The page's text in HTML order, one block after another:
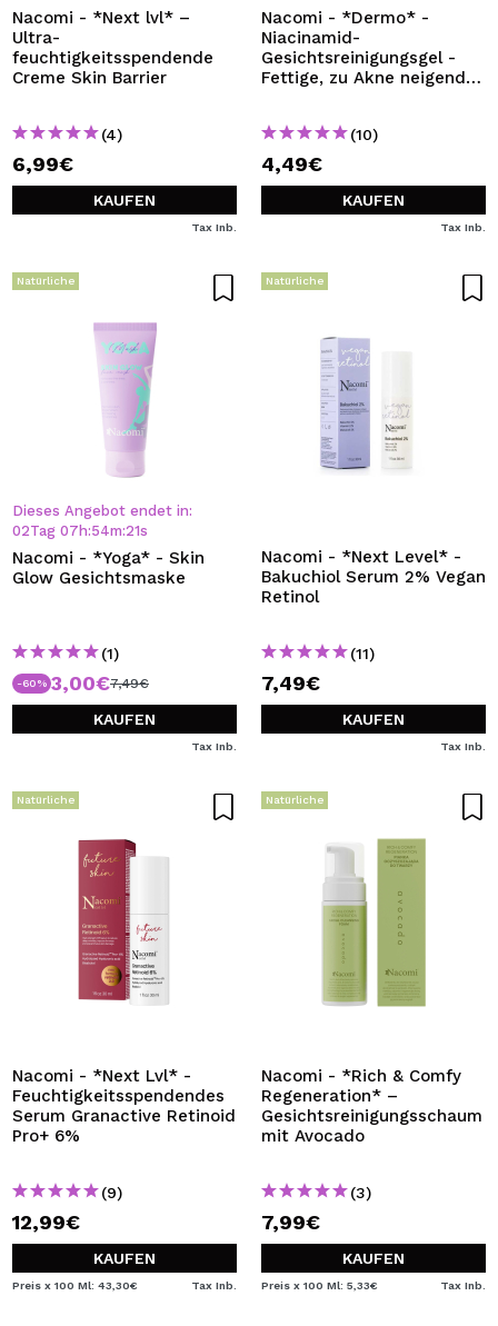
Nacomi - *Next lvl* –
Ultra-
feuchtigkeitsspendende
Creme Skin Barrier
(4)
6,99€
KAUFEN
Tax Inb.
Nacomi - *Dermo* -
Niacinamid-
Gesichtsreinigungsgel -
Fettige, zu Akne neigende
(10)
4,49€
KAUFEN
Tax Inb.
Natürliche
Dieses Angebot endet in:
02Tag 07 h:54m:20s
Nacomi - *Yoga* - Skin
Glow Gesichtsmaske
(1)
-60% 3,00€7,49€
KAUFEN
Tax Inb.
Natürliche
Nacomi - *Next Level* -
Bakuchiol Serum 2% Vegan
Retinol
(11)
7,49€
KAUFEN
Tax Inb.
Natürliche
Nacomi - *Next Lvl* -
Feuchtigkeitsspendendes
Serum Granactive Retinoid
Pro+ 6%
(9)
12,99€
KAUFEN
Preis x 100 Ml: 43,30€ Tax Inb.
Natürliche
Nacomi - *Rich & Comfy
Regeneration* –
Gesichtsreinigungsschaum
mit Avocado
(3)
7,99€
KAUFEN
Preis x 100 Ml: 5,33€ Tax Inb.